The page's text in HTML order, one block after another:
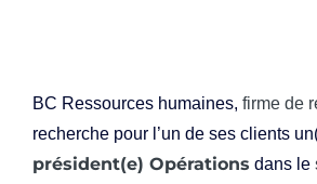
BC Ressources humaines, firme de
recherche pour l’un de ses clients
président(e) Opérations dans le